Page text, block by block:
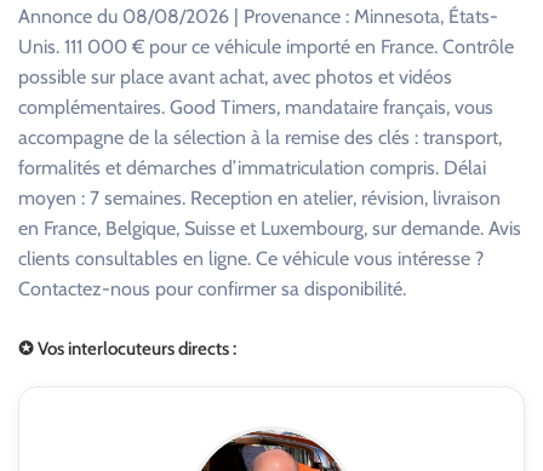
Annonce du 08/08/2026 | Provenance : Minnesota, États-
Unis. 111 000 € pour ce véhicule importé en France. Contrôle
possible sur place avant achat, avec photos et vidéos
complémentaires. Good Timers, mandataire français, vous
accompagne de la sélection à la remise des clés : transport,
formalités et démarches d’immatriculation compris. Délai
moyen : 7 semaines. Reception en atelier, révision, livraison
en France, Belgique, Suisse et Luxembourg, sur demande. Avis
clients consultables en ligne. Ce véhicule vous intéresse ?
Contactez-nous pour confirmer sa disponibilité.
✪ Vos interlocuteurs directs :